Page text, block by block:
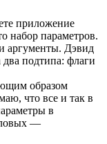
приложение
набор параметров.
аргументы. Дэвид
подтипа: флаги
образом
что все и так в
в
—